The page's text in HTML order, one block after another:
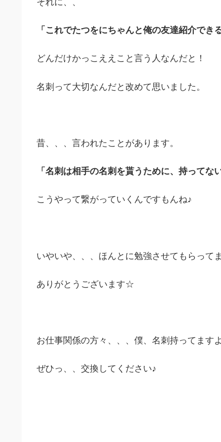
「これでたつをにちゃんと俺の友達紹介でき
どんだけかっこええこと言う人なんだと！
名刺って大切なんだと改めて思いました。
昔、、、言われたことがあります。
「名刺は相手の名刺を貰うために、持ってな
こうやって繋がっていくんですもんね♪
いやいや、、、ほんとに勉強させてもらってま
ありがとうございます☆
お仕事関係の方々、、、僕、名刺持ってますよ
ぜひっ、、交換してください♪